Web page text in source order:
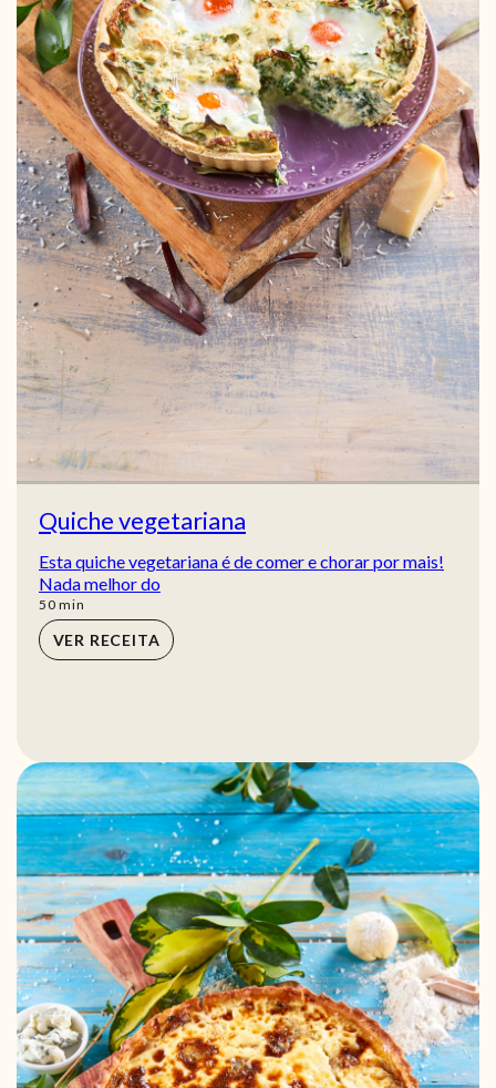
Quiche vegetariana
Esta quiche vegetariana é de comer e chorar por mais!
Nada melhor do
50min
min
VER RECEITA